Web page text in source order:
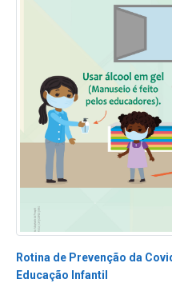
Rotina de Prevenção da
Educação Infantil